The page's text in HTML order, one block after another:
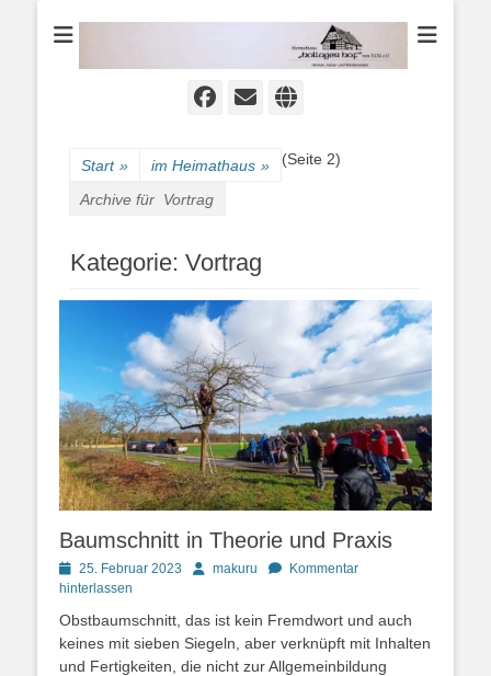
Heimathaus
Hollager Hof v.
Facebook
E-
Website
Start » im Heimathaus »
Archive für Vortrag
(Seite 2)
Kategorie: Vortrag
Baumschnitt in Theorie und Praxis
Posted
on
25. Februar 2023 Autormakuru
Kommentar
hinterlassen
Obstbaumschnitt, das ist kein Fremdwort und auch
keines mit sieben Siegeln, aber verknüpft mit Inhalten
und Fertigkeiten, die nicht zur Allgemeinbildung